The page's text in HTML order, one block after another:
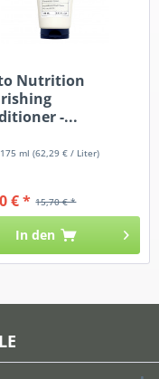
Nutrition
-...
175 ml(62,29 € / Liter)
15,70 € *
€ *
In den